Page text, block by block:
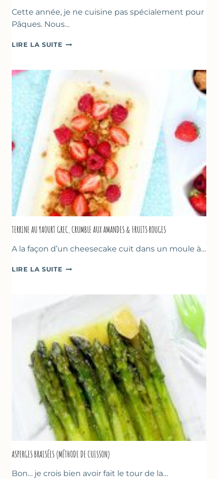
Cette année, je ne cuisine pas spécialement pour
Pâques. Nous…
LIRE LA SUITE RECETTES
GOURMANDES
TERRINE AU YAOURT GREC, CRUMBLE AUX AMANDES & FRUITS ROUGES
A la façon d’un cheesecake cuit dans un moule à…
LIRE LA SUITE TERRINE
GREC,
AMANDES
&
FRUITS
ROUGES
ASPERGES BRAISÉES (MÉTHODE DE CUISSON)
Bon… je crois bien avoir fait le tour de la…